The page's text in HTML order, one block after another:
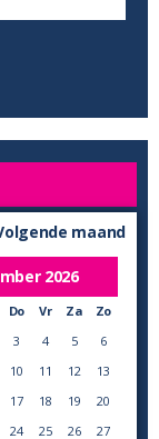
maand
2026
Do Vr Za
Zo
3 4 5
6
10 11 12
13
17 18 19
20
24 25 26
27